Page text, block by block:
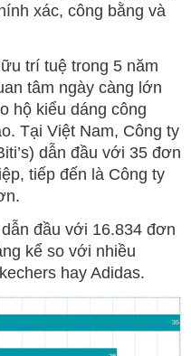
xác, công bằng và
trí tuệ trong 5 năm
tâm ngày càng lớn
hộ kiểu dáng công
Tại Việt Nam, Công ty
dẫn đầu với 35 đơn
tiếp đến là Công ty
đầu với 16.834 đơn
kể so với nhiều
hay Adidas.